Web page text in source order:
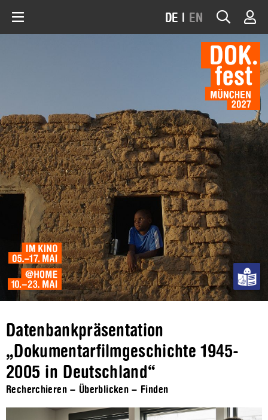
DE | EN
Datenbankpräsentation
„Dokumentarfilmgeschichte 1945-
2005 in Deutschland“
Recherchieren – Überblicken – Finden